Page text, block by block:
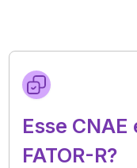
Esse CNAE
FATOR-R?